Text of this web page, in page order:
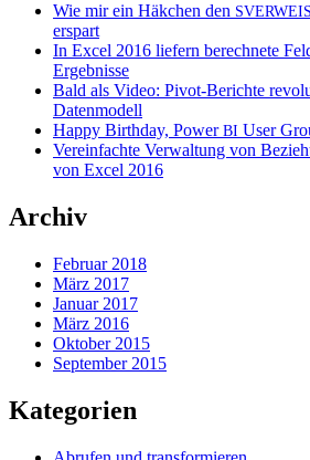
Wie mir ein Häkchen den SVERWEIS
erspart
In Excel 2016 liefern berechnete
Ergebnisse
Bald als Video: Pivot-Berichte
Datenmodell
Happy Birthday, PowerBI User
Vereinfachte Verwaltung von
von Excel 2016
Archiv
Februar 2018
März 2017
Januar 2017
März 2016
Oktober 2015
September 2015
Kategorien